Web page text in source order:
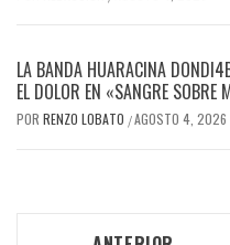
LA BANDA HUARACINA
EL DOLOR EN «SANGRE SOBRE
POR RENZO LOBATO /AGOSTO 4, 2026